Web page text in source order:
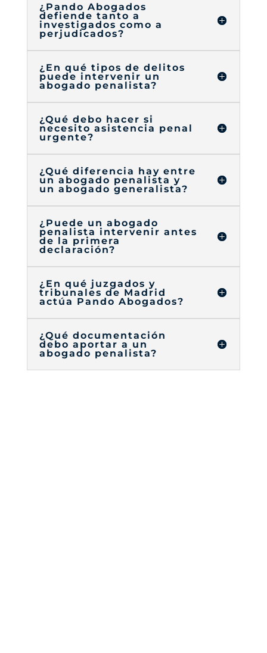
¿Pando Abogados
defiende tanto a
investigados como a
perjudicados?
¿En qué tipos de delitos
puede intervenir un
abogado penalista?
¿Qué debo hacer si
necesito asistencia penal
urgente?
¿Qué diferencia hay entre
un abogado penalista y
un abogado generalista?
¿Puede un abogado
penalista intervenir antes
de la primera
declaración?
¿En qué juzgados y
tribunales de Madrid
actúa Pando Abogados?
¿Qué documentación
debo aportar a un
abogado penalista?